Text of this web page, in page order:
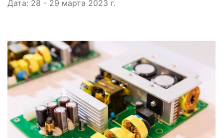
Дата: 28 - 29 марта 2023 г.